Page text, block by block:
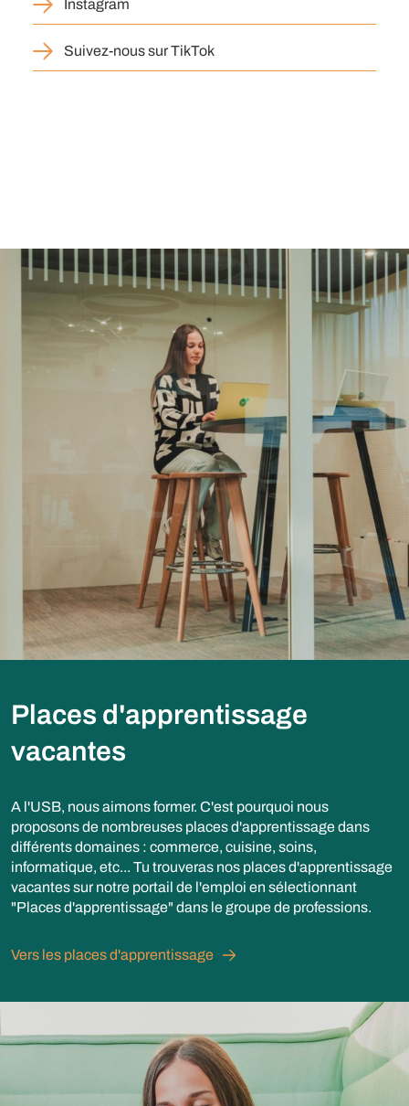
Instagram
Suivez-nous sur TikTok
Places d'apprentissage
vacantes
A l'USB, nous aimons former. C'est pourquoi nous
proposons de nombreuses places d'apprentissage dans
différents domaines : commerce, cuisine, soins,
informatique, etc... Tu trouveras nos places d'apprentissage
vacantes sur notre portail de l'emploi en sélectionnant
"Places d'apprentissage" dans le groupe de professions.
Vers les places d'apprentissage